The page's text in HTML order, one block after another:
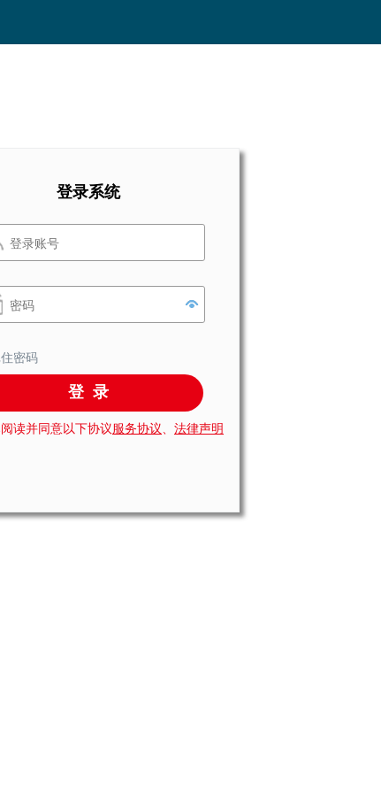
登录系统
密码
登录
读并同意以下协议服务协议、 法律声明